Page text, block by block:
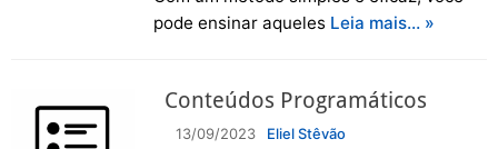
pode ensinar aqueles Leia mais… »
Conteúdos Programáticos
13/09/2023 Eliel Stêvão